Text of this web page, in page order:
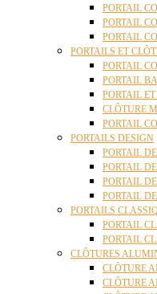
PORTAIL
PORTAIL
PORTAIL
PORTAILS ET
PORTAIL
PORTAIL
PORTAIL
CLÔTURE
PORTAIL
PORTAILS DESIGN
PORTAIL
PORTAIL
PORTAIL
PORTAIL
PORTAILS
PORTAIL
PORTAIL
CLÔTURES
CLÔTURE
CLÔTURE